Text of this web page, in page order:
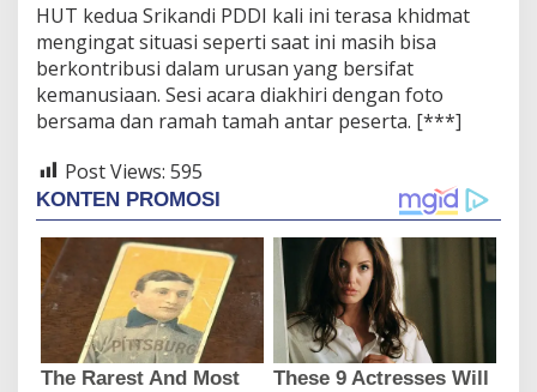
HUT kedua Srikandi PDDI kali ini terasa khidmat
mengingat situasi seperti saat ini masih bisa
berkontribusi dalam urusan yang bersifat
kemanusiaan. Sesi acara diakhiri dengan foto
bersama dan ramah tamah antar peserta. [***]
Post Views: 595